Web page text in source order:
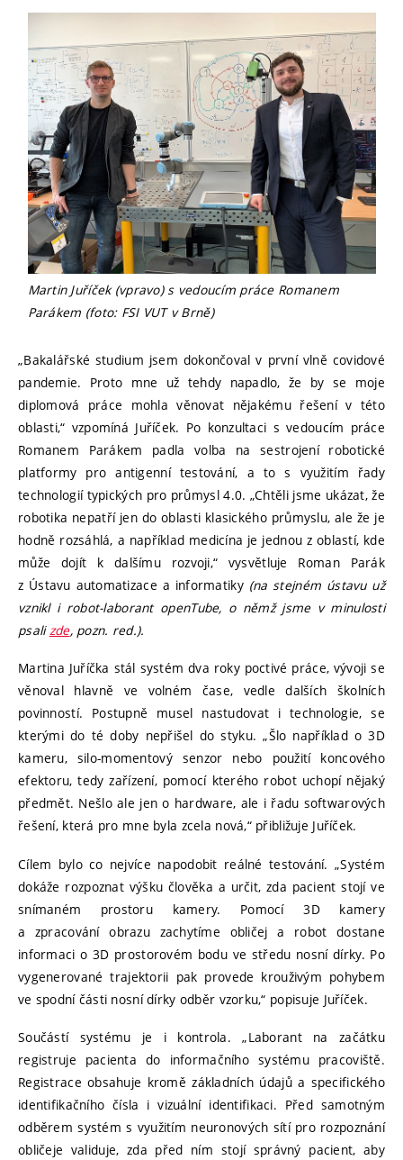
Martin Juříček (vpravo) s vedoucím práce Romanem
Parákem (foto: FSI VUT v Brně)
„Bakalářské studium jsem dokončoval v první vlně covidové
pandemie. Proto mne už tehdy napadlo, že by se moje
diplomová práce mohla věnovat nějakému řešení v této
oblasti,“ vzpomíná Juříček. Po konzultaci s vedoucím práce
Romanem Parákem padla volba na sestrojení robotické
platformy pro antigenní testování, a to s využitím řady
technologií typických pro průmysl 4.0. „Chtěli jsme ukázat, že
robotika nepatří jen do oblasti klasického průmyslu, ale že je
hodně rozsáhlá, a například medicína je jednou z oblastí, kde
může dojít k dalšímu rozvoji,“ vysvětluje Roman Parák
z Ústavu automatizace a informatiky (na stejném ústavu už
vznikl i robot-laborant openTube, o němž jsme v minulosti
psali zde, pozn. red.).
Martina Juříčka stál systém dva roky poctivé práce, vývoji se
věnoval hlavně ve volném čase, vedle dalších školních
povinností. Postupně musel nastudovat i technologie, se
kterými do té doby nepřišel do styku. „Šlo například o 3D
kameru, silo-momentový senzor nebo použití koncového
efektoru, tedy zařízení, pomocí kterého robot uchopí nějaký
předmět. Nešlo ale jen o hardware, ale i řadu softwarových
řešení, která pro mne byla zcela nová,“ přibližuje Juříček.
Cílem bylo co nejvíce napodobit reálné testování. „Systém
dokáže rozpoznat výšku člověka a určit, zda pacient stojí ve
snímaném prostoru kamery. Pomocí 3D kamery
a zpracování obrazu zachytíme obličej a robot dostane
informaci o 3D prostorovém bodu ve středu nosní dírky. Po
vygenerované trajektorii pak provede krouživým pohybem
ve spodní části nosní dírky odběr vzorku,“ popisuje Juříček.
Součástí systému je i kontrola. „Laborant na začátku
registruje pacienta do informačního systému pracoviště.
Registrace obsahuje kromě základních údajů a specifického
identifikačního čísla i vizuální identifikaci. Před samotným
odběrem systém s využitím neuronových sítí pro rozpoznání
obličeje validuje, zda před ním stojí správný pacient, aby